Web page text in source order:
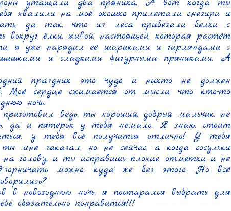
утащили два пряника. А вот когда ты
хвалили на моё окошко прилетали снегири и
да так, что из леса прибегали белки с
вокруг ёлки, живой, настоящей, которая растёт
я уже нарядил её шариками и гирляндами с
и сладкими фигурными пряниками. А
праздник это чудо и никто не должен
Моё сердце сжимается от мысли, что кто-то
ночь.
ведь ты хороший, добрый мальчик, не
да и пятёрок у тебя немало. Я знаю, стоит
у тебя всё получится отлично! У тебя
мне заказал, но не сейчас, а когда сосульки
голову, и ты исправишь плохие отметки и не
можно, куда же без этого. Но всё
в новогоднюю ночь, я постарался выбрать для
обязательно понравится!!!